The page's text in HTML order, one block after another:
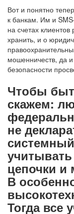
Вот и понятно
к банкам. Им и
на счетах
хранить, и о
мошенничеств, да
безопасности
Чтобы
скажем:
не
учитывать
цепочки и
В
Тогда все